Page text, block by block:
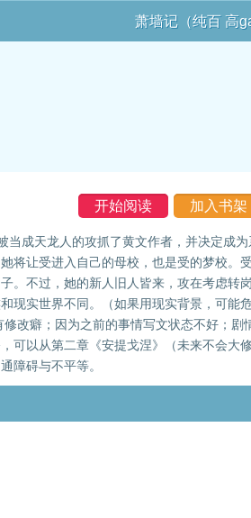
萧墙记（纯百 高
开始阅读 加入书架
成天龙人的攻抓了黄文作者，并决定
将让受进入自己的母校，也是受的梦校
。不过，她的新人旧人皆来，攻在考虑
现实世界不同。（如果用现实背景，可
改癖；因为之前的事情写文状态不好；
可以从第二章《安提戈涅》（未来不会
障碍与不平等。